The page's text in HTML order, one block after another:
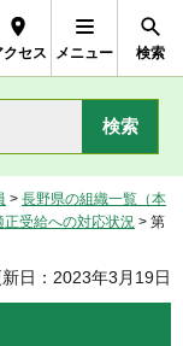
クセス メニュー 検索
> 長野県の組織一覧（本
受給への対応状況 > 第
日：2023年3月19日